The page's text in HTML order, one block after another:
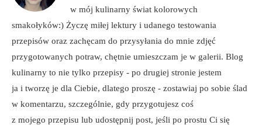
w mój kulinarny świat kolorowych
smakołyków:) Życzę miłej lektury i udanego testowania
przepisów oraz zachęcam do przysyłania do mnie zdjęć
przygotowanych potraw, chętnie umieszczam je w galerii. Blog
kulinarny to nie tylko przepisy - po drugiej stronie jestem
ja i tworzę je dla Ciebie, dlatego proszę - zostawiaj po sobie ślad
w komentarzu, szczególnie, gdy przygotujesz coś
z mojego przepisu lub udostępnij post, jeśli po prostu Ci się